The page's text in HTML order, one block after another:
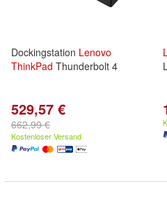
Dockingstation Lenovo
ThinkPad Thunderbolt 4
529,57 €
662,99 €
Kostenloser Versand